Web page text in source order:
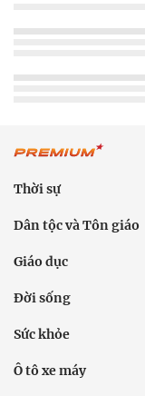
Thời sự
Dân tộc và Tôn giáo
Giáo dục
Đời sống
Sức khỏe
Ô tô xe máy